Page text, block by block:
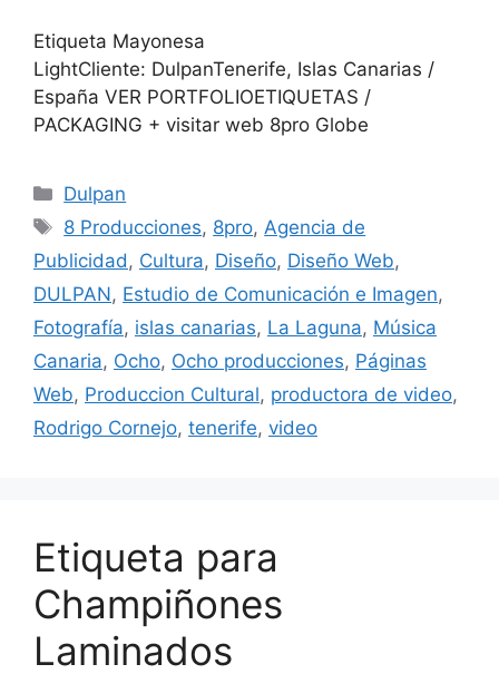
Etiqueta Mayonesa
LightCliente: DulpanTenerife, Islas Canarias /
España VER PORTFOLIOETIQUETAS /
PACKAGING + visitar web 8pro Globe
Dulpan
8 Producciones, 8pro, Agencia de
Publicidad , Cultura, Diseño, Diseño Web,
DULPAN, Estudio de Comunicación e Imagen,
Fotografía, islas canarias, La Laguna, Música
Canaria, Ocho, Ocho producciones, Páginas
Web, Produccion Cultural, productora de video,
Rodrigo Cornejo, tenerife, video
Etiqueta para
Champiñones
Laminados